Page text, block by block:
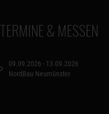
TERMINE & MESSEN
09.09.2026 - 13.09.2026
NordBau Neumünster